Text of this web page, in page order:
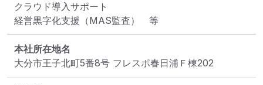
クラウド導入サポート
経営黒字化支援（MAS監査）　等
本社所在地名
大分市王子北町5番8号 フレスポ春日浦Ｆ棟202